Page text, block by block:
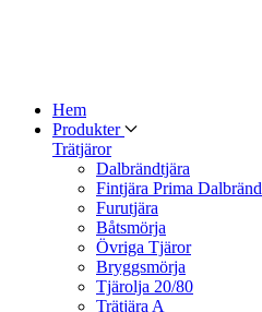
Hem
Produkter
Trätjäror
Dalbrändtjära
Fintjära Prima Dalbränd
Furutjära
Båtsmörja
Övriga Tjäror
Bryggsmörja
Tjärolja 20/80
Trätjära A